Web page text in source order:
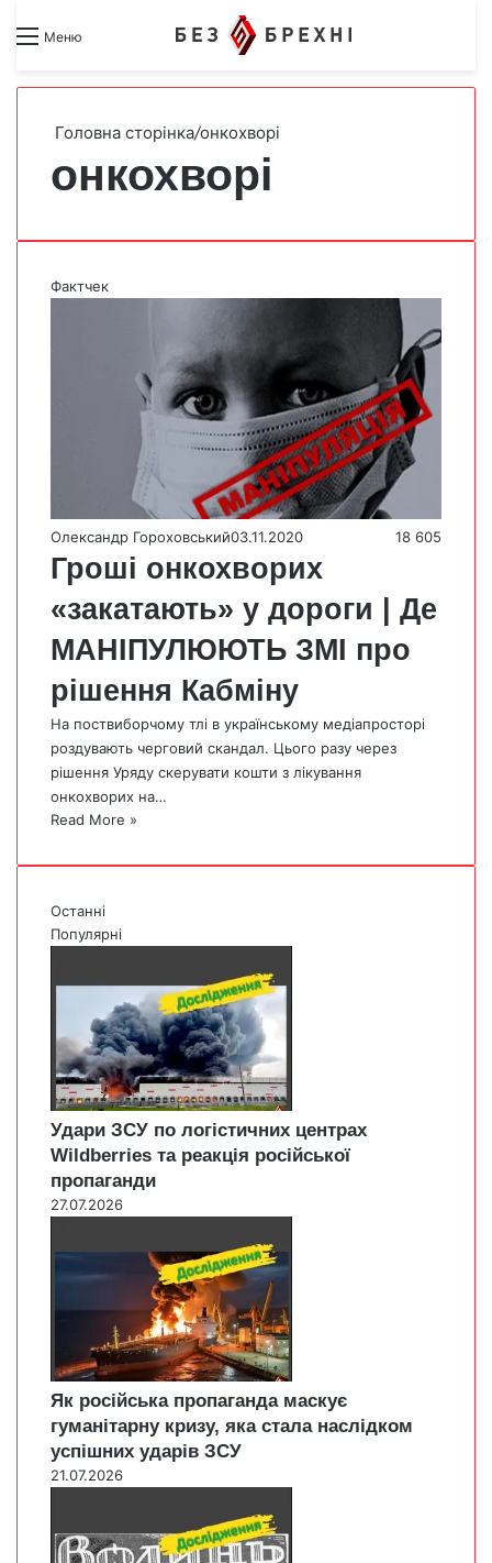
Меню Search forSwitch skin
Головна сторінка/онкохворі
онкохворі
Фактчек
Олександр Гороховський03.11.2020 18 605
Гроші онкохворих
«закатають» у дороги | Де
МАНІПУЛЮЮТЬ ЗМІ про
рішення Кабміну
На поствиборчому тлі в українському медіапросторі
роздувають черговий скандал. Цього разу через
рішення Уряду скерувати кошти з лікування
онкохворих на…
Read More »
Останні
Популярні
Удари ЗСУ по логістичних центрах
Wildberries та реакція російської
пропаганди
27.07.2026
Як російська пропаганда маскує
гуманітарну кризу, яка стала наслідком
успішних ударів ЗСУ
21.07.2026